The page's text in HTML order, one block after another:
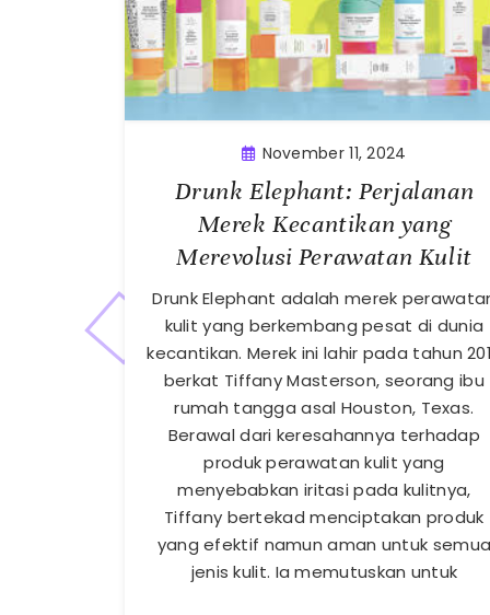
November 11, 2024
Drunk Elephant: Perjalanan
Merek Kecantikan yang
Merevolusi Perawatan Kulit
Drunk Elephant adalah merek
kulit yang berkembang pesat di dunia
kecantikan. Merek ini lahir pada tahun
berkat Tiffany Masterson, seorang ibu
rumah tangga asal Houston, Texas.
Berawal dari keresahannya terhadap
produk perawatan kulit yang
menyebabkan iritasi pada kulitnya,
Tiffany bertekad menciptakan produk
yang efektif namun aman untuk
jenis kulit. Ia memutuskan untuk